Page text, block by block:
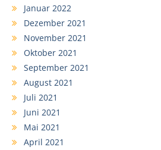
Januar 2022
Dezember 2021
November 2021
Oktober 2021
September 2021
August 2021
Juli 2021
Juni 2021
Mai 2021
April 2021